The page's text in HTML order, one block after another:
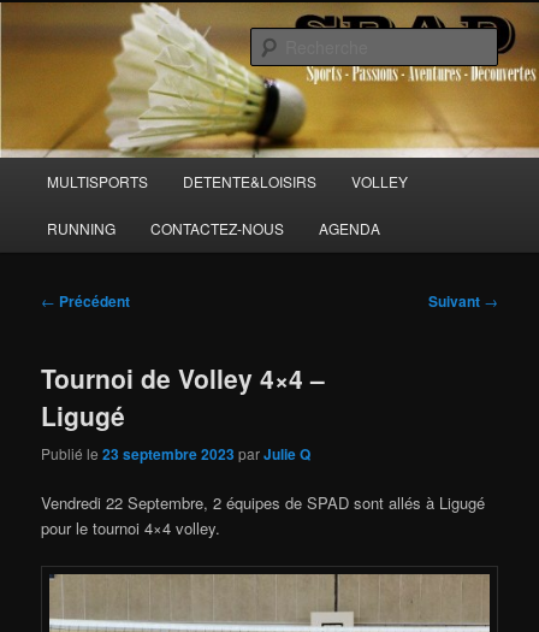
SPAD 86
Sports Passions Aventures et Découvertes
principal
MULTISPORTS DETENTE&LOISIRS VOLLEY
RUNNING CONTACTEZ-NOUS AGENDA
Navigation
← Précédent Suivant →
Tournoi de Volley 4×4 –
Ligugé
Publié le23 septembre 2023parJulie Q
Vendredi 22 Septembre, 2 équipes de SPAD sont allés à Ligugé
pour le tournoi 4×4 volley.